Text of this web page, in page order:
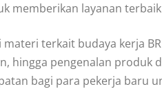
layanan
terkait budaya kerja
hingga pengenalan produk
bagi para pekerja baru